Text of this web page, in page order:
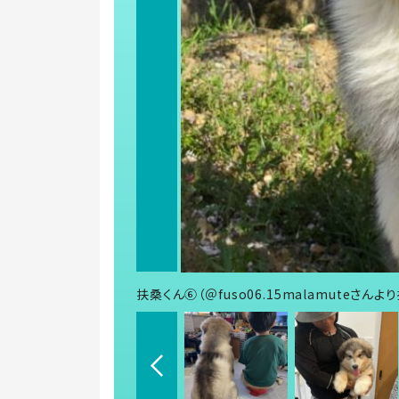
扶桑くん⑥（＠fuso06.15malamuteさんより